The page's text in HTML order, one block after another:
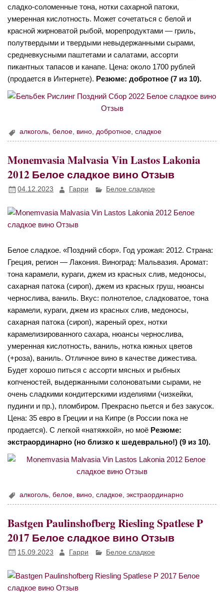
сладко-соломенные тона, нотки сахарной патоки,
умеренная кислотность. Может сочетаться с белой и
красной жирноватой рыбой, морепродуктами — гриль,
полутвердыми и твердыми невыдержанными сырами,
средневкусными паштетами и салатами, ассорти
пикантных тапасов и канапе. Цена: около 1700 рублей
(продается в Интернете). Резюме: добротное (7 из 10).
алкоголь,белое, вино,добротное,сладкое
Monemvasia Malvasia Vin Lastos Lakonia
2012 Белое сладкое вино Отзыв
04.12.2023 Гарри Белое сладкое
Белое сладкое. «Поздний сбор». Год урожая: 2012. Страна:
Греция, регион — Лакония. Виноград: Мальвазия. Аромат:
тона карамели, кураги, джем из красных слив, медоносы,
сахарная патока (сироп), джем из красных груш, нюансы
чернослива, ваниль. Вкус: полнотелое, сладковатое, тона
карамели, кураги, джем из красных слив, медоносы,
сахарная патока (сироп), жареный орех, нотки
карамелизированного сахара, нюансы чернослива,
умеренная кислотность, ваниль, нотка южных цветов
(+роза), ваниль. Отличное вино в качестве дижестива.
Будет хорошо питься с ассорти мясных и рыбных
копченостей, выдержанными солоноватыми сырами, не
очень сладкими кондитерскими изделиями (чизкейки,
пудинги и пр.), пломбиром. Прекрасно пьется и без закусок.
Цена: 35 евро в Греции и на Кипре (в России пока не
продается). С легкой «натяжкой», но моё Резюме:
экстраординарно (но близко к шедеврально!) (9 из 10).
алкоголь,белое, вино,сладкое,экстраординарно
Bastgen Paulinshofberg Riesling Spatlese P
2017 Белое сладкое вино Отзыв
15.09.2023 Гарри Белое сладкое